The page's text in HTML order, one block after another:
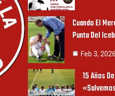
Cuando El
Punta Del
Feb 3, 2026
15 Años